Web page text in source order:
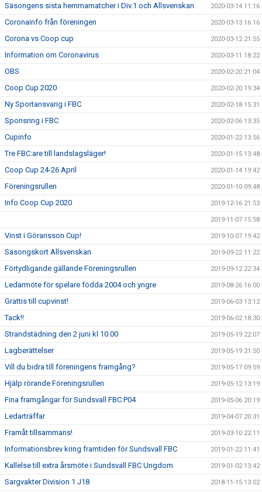
Säsongens sista hemmamatcher i Div.1 och Allsvenskan 2020-03-14 11:16
Coronainfo från föreningen 2020-03-13 16:16
Corona vs Coop cup 2020-03-12 21:55
Information om Coronavirus 2020-03-11 18:22
OBS 2020-02-20 21:04
Coop Cup 2020 2020-02-20 19:34
Ny Sportansvarig i FBC 2020-02-18 15:31
Sponsring i FBC 2020-02-06 13:35
Cupinfo 2020-01-22 13:56
Tre FBC:are till landslagsläger! 2020-01-15 13:48
Coop Cup 24-26 April 2020-01-14 19:42
Föreningsrullen 2020-01-10 09:48
Info Coop Cup 2020 2019-12-16 21:53
2019-11-07 15:58
Vinst i Göransson Cup! 2019-10-07 19:42
Säsongskort Allsvenskan 2019-09-22 11:22
Förtydligande gällande Föreningsrullen 2019-09-12 22:34
Ledarmöte för spelare födda 2004 och yngre 2019-08-26 16:00
Grattis till cupvinst! 2019-06-03 13:12
Tack!! 2019-06-02 18:30
Strandstädning den 2 juni kl 10.00 2019-05-19 22:07
Lagberättelser 2019-05-19 21:50
Vill du bidra till föreningens framgång? 2019-05-17 09:59
Hjälp rörande Föreningsrullen 2019-05-12 13:19
Fina framgångar för Sundsvall FBC P04 2019-05-06 20:19
Ledarträffar 2019-04-07 20:31
Framåt tillsammans! 2019-03-10 22:11
Informationsbrev kring framtiden för Sundsvall FBC 2019-01-22 11:41
Kallelse till extra årsmöte i Sundsvall FBC Ungdom 2019-01-02 13:42
Sargvakter Division 1 J18 2018-11-15 13:02